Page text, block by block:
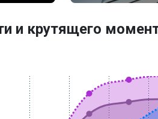
и крутящего